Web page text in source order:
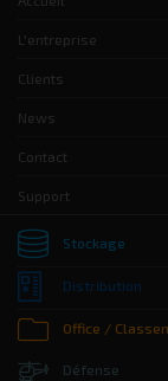
L'entreprise
Clients
News
Contact
Support
Stockage
Distribution
Office /
Défense